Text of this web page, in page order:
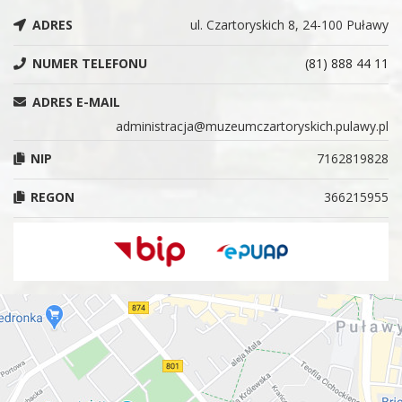
ADRES ul. Czartoryskich 8, 24-100 Puławy
NUMER TELEFONU (81) 888 44 11
ADRES E-MAIL
administracja@muzeumczartoryskich.pulawy.pl
NIP
7162819828
REGON 366215955